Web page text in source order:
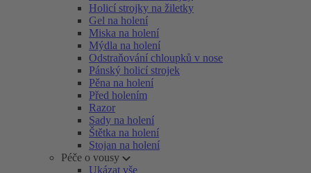
Holicí strojky na žiletky
Gel na holení
Miska na holení
Mýdla na holení
Odstraňování chloupků v nose
Pánský holicí strojek
Pěna na holení
Před holením
Razor
Sady na holení
Štětka na holení
Stojan na holení
Péče o vousy
Ukázat vše